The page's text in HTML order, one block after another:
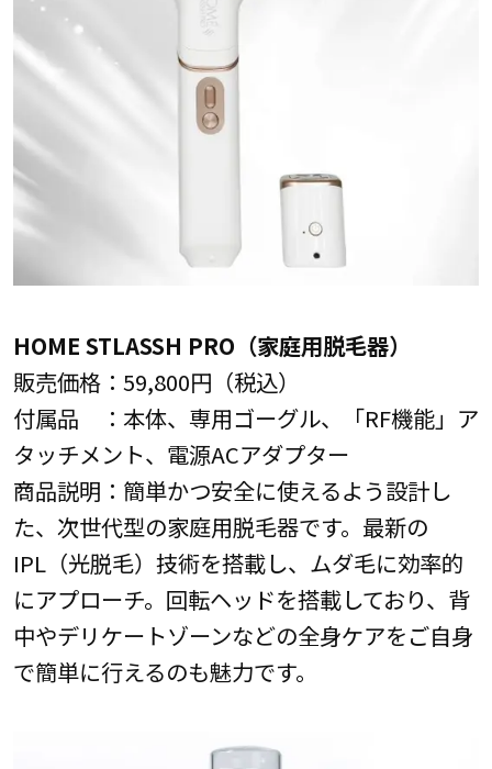
HOME STLASSH PRO（家庭用脱毛器）
販売価格：59,800円（税込）
付属品 ：本体、専用ゴーグル、「RF機能」ア
タッチメント、電源ACアダプター
商品説明：簡単かつ安全に使えるよう設計し
た、次世代型の家庭用脱毛器です。最新の
IPL（光脱毛）技術を搭載し、ムダ毛に効率的
にアプローチ。回転ヘッドを搭載しており、背
中やデリケートゾーンなどの全身ケアをご自身
で簡単に行えるのも魅力です。